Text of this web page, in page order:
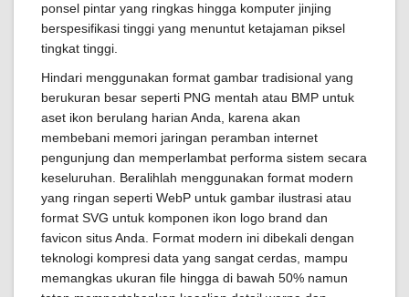
ponsel pintar yang ringkas hingga komputer jinjing
berspesifikasi tinggi yang menuntut ketajaman piksel
tingkat tinggi.
Hindari menggunakan format gambar tradisional yang
berukuran besar seperti PNG mentah atau BMP untuk
aset ikon berulang harian Anda, karena akan
membebani memori jaringan peramban internet
pengunjung dan memperlambat performa sistem secara
keseluruhan. Beralihlah menggunakan format modern
yang ringan seperti WebP untuk gambar ilustrasi atau
format SVG untuk komponen ikon logo brand dan
favicon situs Anda. Format modern ini dibekali dengan
teknologi kompresi data yang sangat cerdas, mampu
memangkas ukuran file hingga di bawah 50% namun